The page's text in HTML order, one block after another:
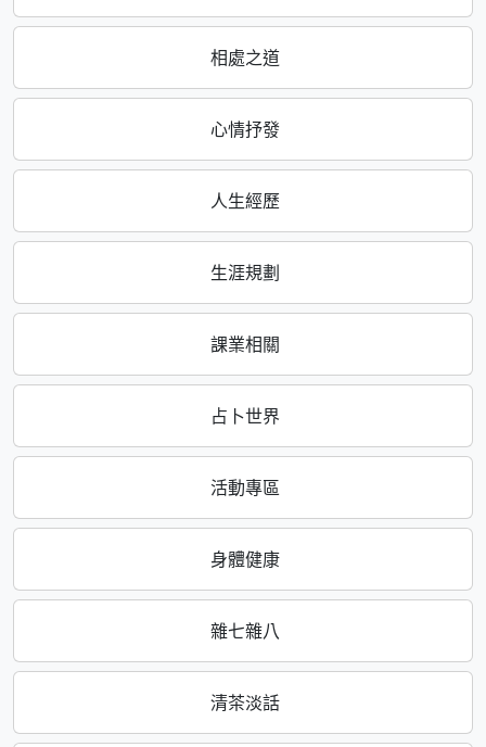
相處之道
心情抒發
人生經歷
生涯規劃
課業相關
占卜世界
活動專區
身體健康
雜七雜八
清茶淡話